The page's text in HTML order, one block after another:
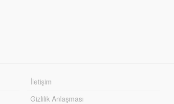
İletişim
Gizlilik Anlaşması